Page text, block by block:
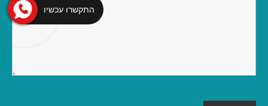
התקשרו עכשיו